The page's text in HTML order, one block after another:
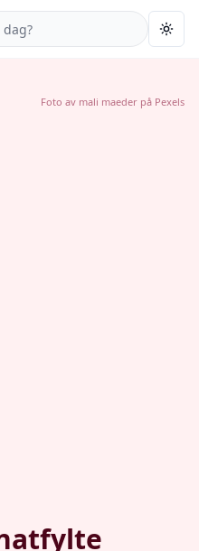
Foto av mali maeder på Pexels